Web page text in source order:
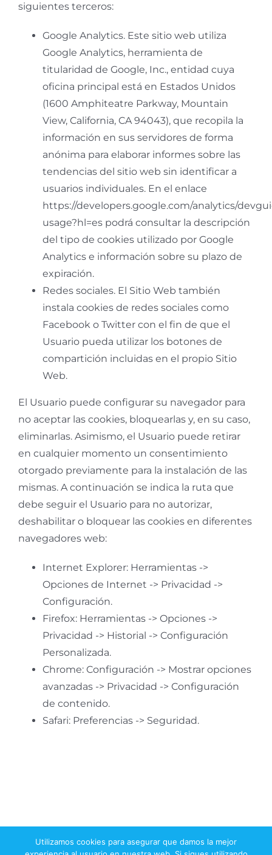
siguientes terceros:
Google Analytics. Este sitio web utiliza
Google Analytics, herramienta de
titularidad de Google, Inc., entidad cuya
oficina principal está en Estados Unidos
(1600 Amphiteatre Parkway, Mountain
View, California, CA 94043), que recopila la
información en sus servidores de forma
anónima para elaborar informes sobre las
tendencias del sitio web sin identificar a
usuarios individuales. En el enlace
https://developers.google.com/analytics/
usage?hl=es podrá consultar la descripción
del tipo de cookies utilizado por Google
Analytics e información sobre su plazo de
expiración.
Redes sociales. El Sitio Web también
instala cookies de redes sociales como
Facebook o Twitter con el fin de que el
Usuario pueda utilizar los botones de
compartición incluidas en el propio Sitio
Web.
El Usuario puede configurar su navegador para
no aceptar las cookies, bloquearlas y, en su caso,
eliminarlas. Asimismo, el Usuario puede retirar
en cualquier momento un consentimiento
otorgado previamente para la instalación de las
mismas. A continuación se indica la ruta que
debe seguir el Usuario para no autorizar,
deshabilitar o bloquear las cookies en diferentes
navegadores web:
Internet Explorer: Herramientas ->
Opciones de Internet -> Privacidad ->
Configuración.
Firefox: Herramientas -> Opciones ->
Privacidad -> Historial -> Configuración
Personalizada.
Chrome: Configuración -> Mostrar opciones
avanzadas -> Privacidad -> Configuración
de contenido.
Safari: Preferencias -> Seguridad.
Toggle
Navigation
Utilizamos cookies para asegurar que damos la mejor